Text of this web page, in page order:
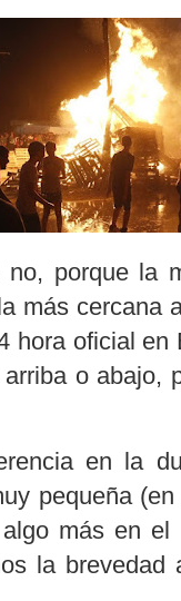
porque la
más cercana
hora oficial
o abajo,
en la
pequeña
más en
la